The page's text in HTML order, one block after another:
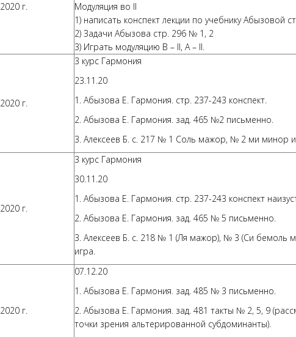
г.
Модуляция во II
1) написать конспект лекции по учебнику Абызовой
2) Задачи Абызова стр. 296 № 1, 2
3) Играть модуляцию B – II, A – II.
г.
3 курс Гармония
23.11.20
1. Абызова Е. Гармония. стр. 237-243 конспект.
2. Абызова Е. Гармония. зад. 465 №2 письменно.
3. Алексеев Б. с. 217 № 1 Соль мажор, № 2 ми минор
г.
3 курс Гармония
30.11.20
1. Абызова Е. Гармония. стр. 237-243 конспект
2. Абызова Е. Гармония. зад. 465 № 5 письменно.
3. Алексеев Б. с. 218 № 1 (Ля мажор), № 3 (Си бемоль
игра.
г.
07.12.20
1. Абызова Е. Гармония. зад. 485 № 3 письменно.
2. Абызова Е. Гармония. зад. 481 такты № 2, 5, 9
точки зрения альтерированной субдоминанты).